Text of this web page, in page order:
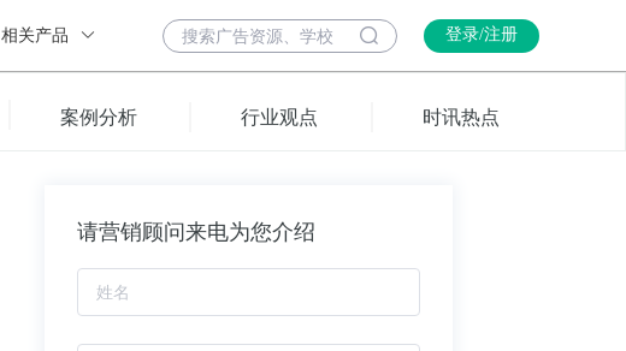
相关产品 登录/注册
案例分析 行业观点 时讯热点
请营销顾问来电为您介绍